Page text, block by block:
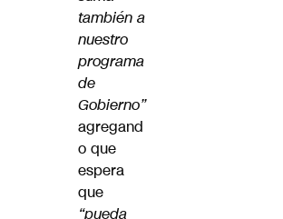
también a
nuestro
programa
de
Gobierno”
agregand
o que
espera
que
“pueda